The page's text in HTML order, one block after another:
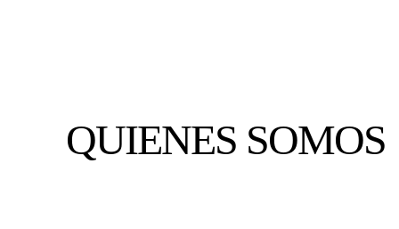
QUIENES SOMOS